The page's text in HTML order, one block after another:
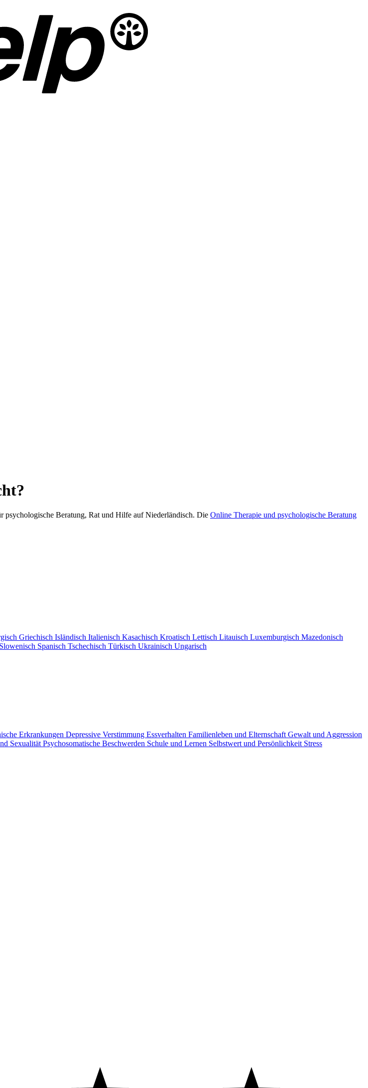
psychologische Beratung, Rat und Hilfe auf Niederländisch. Die Online Therapie und psychologische Beratung
Griechisch Isländisch Italienisch Kasachisch Kroatisch Lettisch Litauisch Luxemburgisch Mazedonisch
Slowenisch Spanisch Tschechisch Türkisch Ukrainisch Ungarisch
Erkrankungen Depressive Verstimmung Essverhalten Familienleben und Elternschaft Gewalt und Aggression
Sexualität Psychosomatische Beschwerden Schule und Lernen Selbstwert und Persönlichkeit Stress